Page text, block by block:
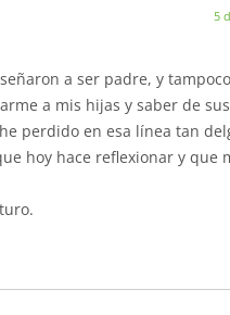
5
a ser padre, y
a mis hijas y saber de
perdido en esa línea tan
hoy hace reflexionar y que